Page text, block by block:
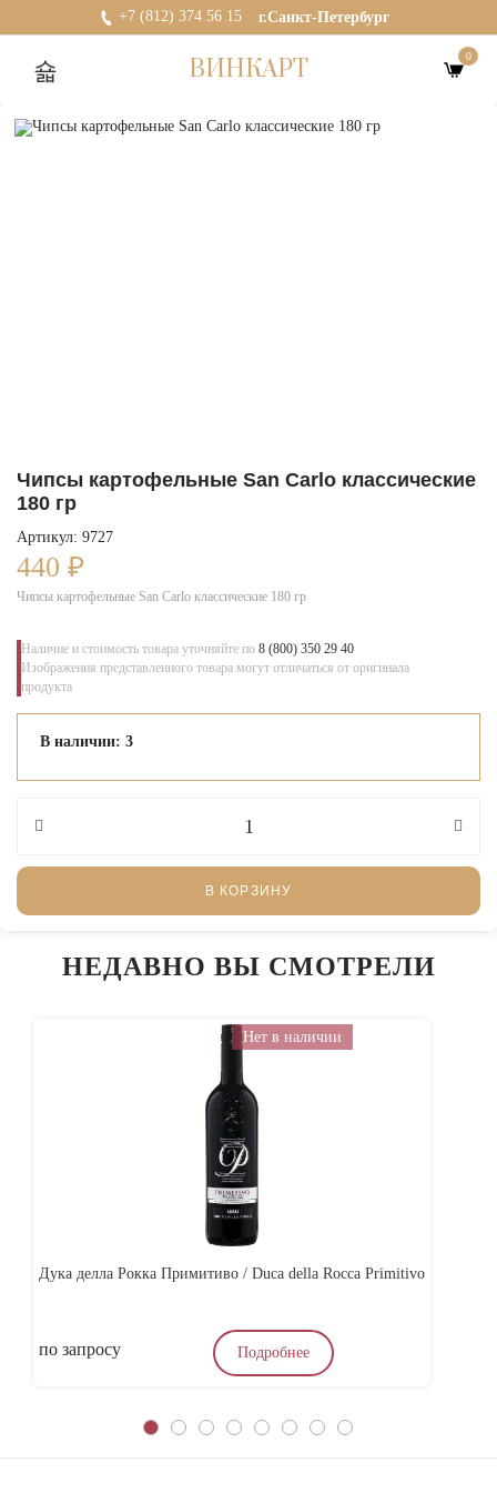
+7 (812) 374 56 15 г.Санкт-Петербург
ВИНКАРТ 0
Чипсы картофельные San Carlo классические
180 гр
Артикул: 9727
440 ₽
Чипсы картофельные San Carlo классические 180 гр
Наличие и стоимость товара уточняйте по 8 (800) 350 29 40
Изображения представленного товара могут отличаться от оригинала
продукта
В наличии: 3
В КОРЗИНУ
НЕДАВНО ВЫ СМОТРЕЛИ
Нет в наличии
Дука делла Рокка Примитиво / Duca della Rocca Primitivo
по запросу Подробнее